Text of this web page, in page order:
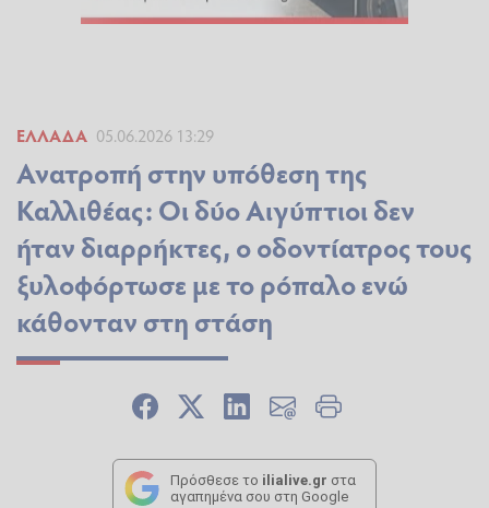
ΕΛΛΆΔΑ 05.06.2026 13:29
Ανατροπή στην υπόθεση της
Καλλιθέας: Οι δύο Αιγύπτιοι δεν
ήταν διαρρήκτες, ο οδοντίατρος τους
ξυλοφόρτωσε με το ρόπαλο ενώ
κάθονταν στη στάση
Πρόσθεσε το ilialive.gr στα
αγαπημένα σου στη Google